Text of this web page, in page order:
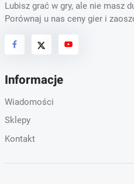
Lubisz grać w gry, ale nie masz
Porównaj u nas ceny gier i
Informacje
Wiadomości
Sklepy
Kontakt